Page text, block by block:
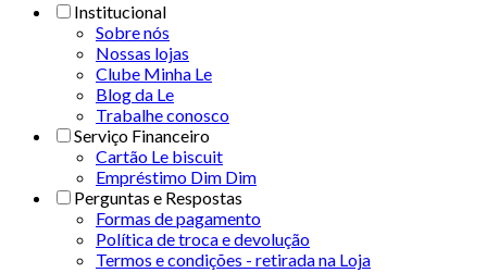
Institucional
Sobre nós
Nossas lojas
Clube Minha Le
Blog da Le
Trabalhe conosco
Serviço Financeiro
Cartão Le biscuit
Empréstimo Dim Dim
Perguntas e Respostas
Formas de pagamento
Política de troca e devolução
Termos e condições - retirada na Loja